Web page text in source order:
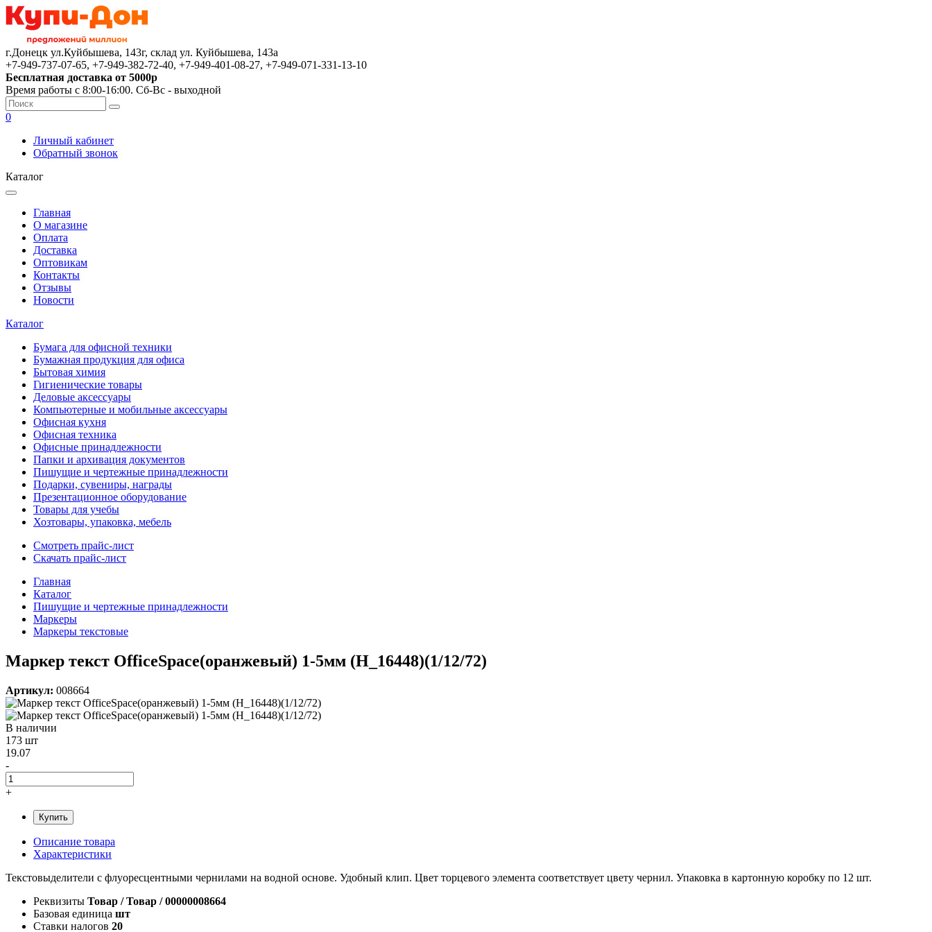
г.Донецк ул.Куйбышева, 143г, склад ул. Куйбышева, 143а
+7-949-737-07-65, +7-949-382-72-40, +7-949-401-08-27, +7-949-071-331-13-10
Бесплатная доставка от 5000р
Время работы с 8:00-16:00. Сб-Вс - выходной
0
Личный кабинет
Обратный звонок
Каталог
Главная
О магазине
Оплата
Доставка
Оптовикам
Контакты
Отзывы
Новости
Каталог
Бумага для офисной техники
Бумажная продукция для офиса
Бытовая химия
Гигиенические товары
Деловые аксессуары
Компьютерные и мобильные аксессуары
Офисная кухня
Офисная техника
Офисные принадлежности
Папки и архивация документов
Пишущие и чертежные принадлежности
Подарки, сувениры, награды
Презентационное оборудование
Товары для учебы
Хозтовары, упаковка, мебель
Смотреть прайс-лист
Скачать прайс-лист
Главная
Каталог
Пишущие и чертежные принадлежности
Маркеры
Маркеры текстовые
Маркер текст OfficeSpace(оранжевый) 1-5мм (H_16448)(1/12/72)
Артикул: 008664
В наличии
173 шт
19.07
-
+
Купить
Описание товара
Характеристики
Текстовыделители с флуоресцентными чернилами на водной основе. Удобный клип. Цвет торцевого элемента соответствует цвету чернил. Упаковка в картонную коробку по 12 шт.
Реквизиты Товар / Товар / 00000008664
Базовая единица шт
Ставки налогов 20